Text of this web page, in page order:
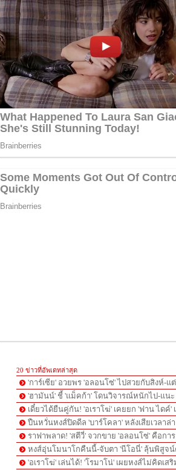
20 ข่าวที่อัพเดทล่าสุด
'การ์เซีย' อวยพร 'อลอนโซ่' ไปสวยกับสิงห์-แ
'ฮามันน์' ชี้ 'แม็คก้า' โดนวิจารณ์หนักไป-แนะ
เดี๋ยวได้ยืนคู่กัน! 'อเราโฆ่' เคยยก 'ฟาน ไดค์'
ปืนหวั่นหงส์ปิดดีล 'บาร์โคลา' หลังเสียเวลาล่
ราฟาพลาด! 'สตีวี่' จวกขาย 'อลอนโซ่' คือกา
หงส์อุ่นโมนาโกคืนนี้-จับตา 'นีโอนี่' ลุ้นพิสูจน์
'อเราโฆ่' เล่นได้! 'โรมาโน่' เผยหงส์ไม่คิดเส